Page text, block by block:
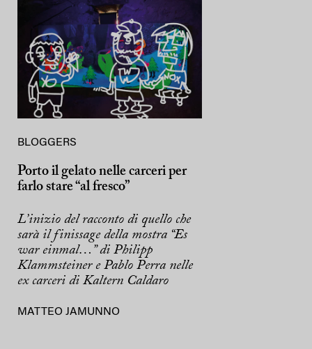
BLOGGERS
Porto il gelato nelle carceri per
farlo stare “al fresco”
L’inizio del racconto di quello che
sarà il finissage della mostra “Es
war einmal…” di Philipp
Klammsteiner e Pablo Perra nelle
ex carceri di Kaltern Caldaro
MATTEO JAMUNNO